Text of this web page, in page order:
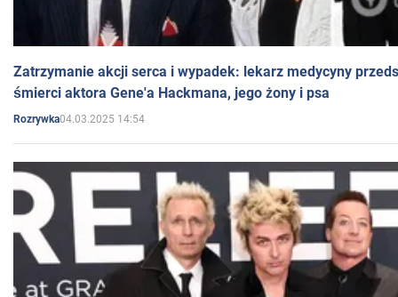
Zatrzymanie akcji serca i wypadek: lekarz medycyny
śmierci aktora Gene'a Hackmana, jego żony i psa
Rozrywka04.03.2025 14:54